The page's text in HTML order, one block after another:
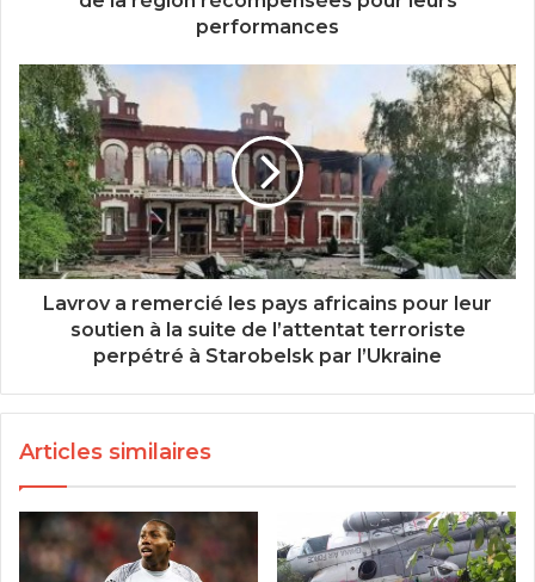
performances
Lavrov a remercié les pays africains pour leur
soutien à la suite de l’attentat terroriste
perpétré à Starobelsk par l’Ukraine
Articles similaires